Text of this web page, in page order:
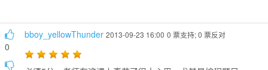
0
bboy_yellowThunder 2013-09-23 16:00 0 票支持; 0 票反对